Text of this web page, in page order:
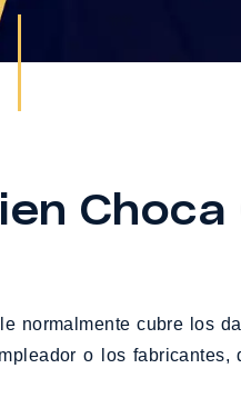
normalmente cubre los
o los